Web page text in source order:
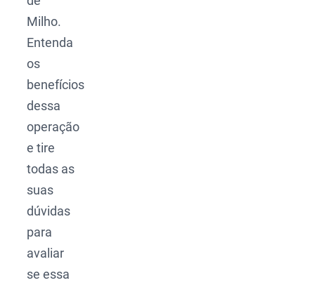
Milho.
Entenda
os
benefícios
dessa
operação
e tire
todas as
suas
dúvidas
para
avaliar
se essa